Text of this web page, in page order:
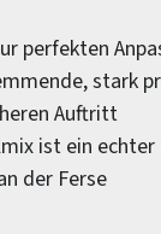
perfekten
stark
Auftritt
ist ein echter
der Ferse